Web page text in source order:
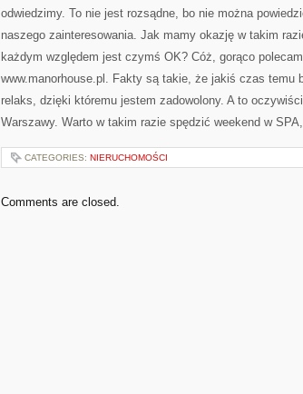
odwiedzimy. To nie jest rozsądne, bo nie można
naszego zainteresowania. Jak mamy okazję w takim
każdym względem jest czymś OK? Cóż, gorąco
www.manorhouse.pl. Fakty są takie, że jakiś czas temu
relaks, dzięki któremu jestem zadowolony. A to
Warszawy. Warto w takim razie spędzić weekend w
CATEGORIES: NIERUCHOMOŚCI
Comments are closed.